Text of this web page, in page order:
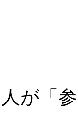
人が「